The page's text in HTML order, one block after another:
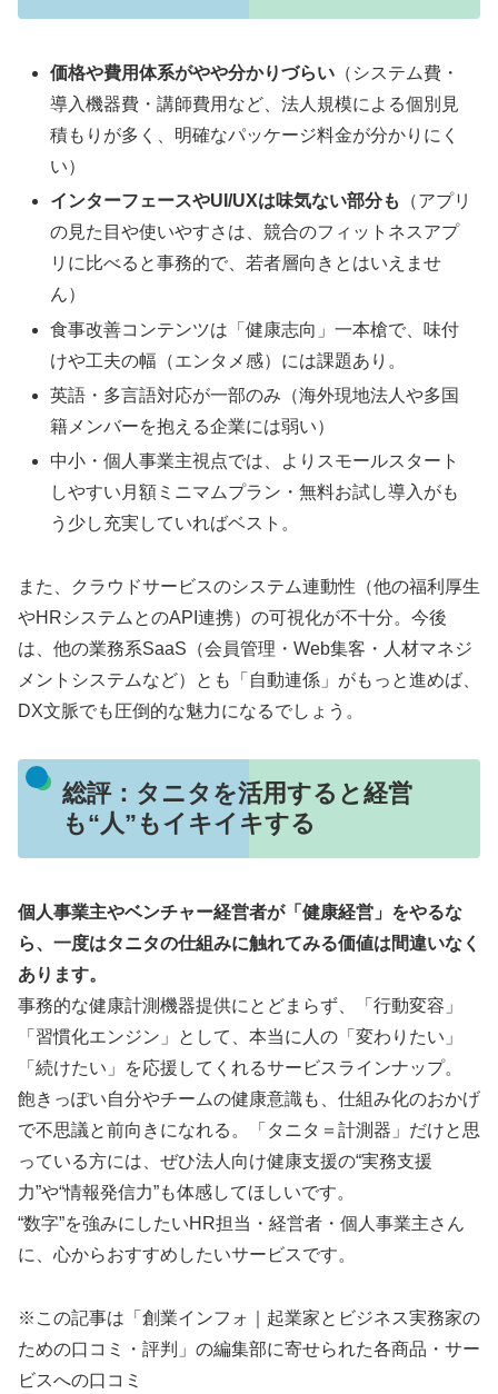
価格や費用体系がやや分かりづらい （システム費・
導入機器費・講師費用など、法人規模による個別見
積もりが多く、明確なパッケージ料金が分かりにく
い）
インターフェースやUI/UXは味気ない部分も
（アプリ
の見た目や使いやすさは、競合のフィットネスアプ
リに比べると事務的で、若者層向きとはいえませ
ん）
食事改善コンテンツは「健康志向」一本槍で、味付
けや工夫の幅（エンタメ感）には課題あり。
英語・多言語対応が一部のみ（海外現地法人や多国
籍メンバーを抱える企業には弱い）
中小・個人事業主視点では、よりスモールスタート
しやすい月額ミニマムプラン・無料お試し導入がも
う少し充実していればベスト。
また、クラウドサービスのシステム連動性（他の福利厚生
やHRシステムとのAPI連携）の可視化が不十分。今後
は、他の業務系SaaS（会員管理・Web集客・人材マネジ
メントシステムなど）とも「自動連係」がもっと進めば、
DX文脈でも圧倒的な魅力になるでしょう。
総評：タニタを活用すると経営
も“人”もイキイキする
個人事業主やベンチャー経営者が「健康経営」をやるな
ら、一度はタニタの仕組みに触れてみる価値は間違いなく
あります。
事務的な健康計測機器提供にとどまらず、「行動変容」
「習慣化エンジン」として、本当に人の「変わりたい」
「続けたい」を応援してくれるサービスラインナップ。
飽きっぽい自分やチームの健康意識も、仕組み化のおかげ
で不思議と前向きになれる。「タニタ＝計測器」だけと思
っている方には、ぜひ法人向け健康支援の“実務支援
力”や“情報発信力”も体感してほしいです。
“数字”を強みにしたいHR担当・経営者・個人事業主さん
に、心からおすすめしたいサービスです。
※この記事は「創業インフォ｜起業家とビジネス実務家の
ための口コミ・評判」の編集部に寄せられた各商品・サー
ビスへの口コミ